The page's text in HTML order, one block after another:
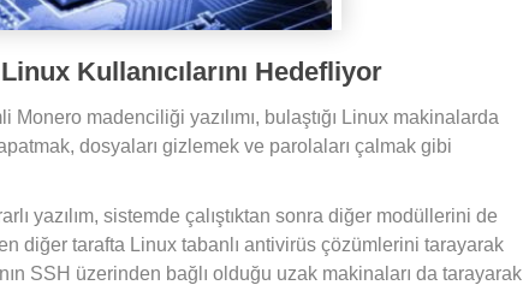
Kullanıcılarını Hedefliyor
madenciliği yazılımı, bulaştığı Linux makinalarda
dosyaları gizlemek ve parolaları çalmak gibi
yazılım, sistemde çalıştıktan sonra diğer modüllerini de
diğer tarafta Linux tabanlı antivirüs çözümlerini tarayarak
SSH üzerinden bağlı olduğu uzak makinaları da tarayarak